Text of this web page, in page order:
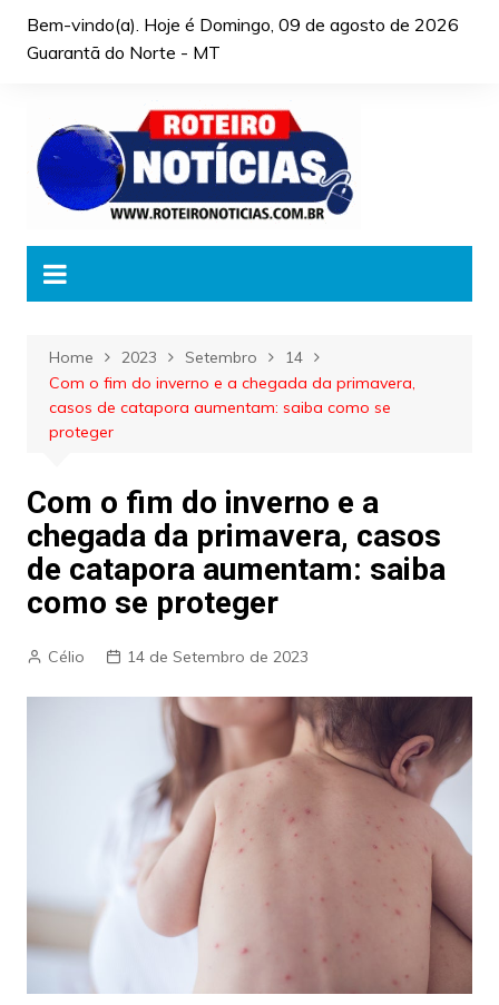
Bem-vindo(a). Hoje é Domingo, 09 de agosto de 2026
Guarantã do Norte - MT
Home 2023 Setembro
14
Com o fim do inverno e a chegada da primavera,
casos de catapora aumentam: saiba como se
proteger
Com o fim do inverno e a
chegada da primavera, casos
de catapora aumentam: saiba
como se proteger
Célio 14 de Setembro de 2023